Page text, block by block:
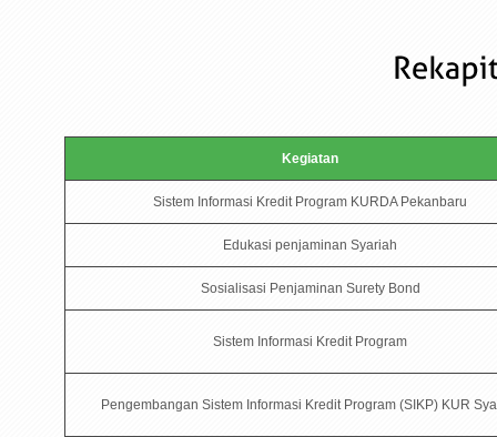
Kegiatan
Sistem Informasi Kredit Program KURDA Pekanbaru
Edukasi penjaminan Syariah
Sosialisasi Penjaminan Surety Bond
Sistem Informasi Kredit Program
Pengembangan Sistem Informasi Kredit Program (SIKP) KUR